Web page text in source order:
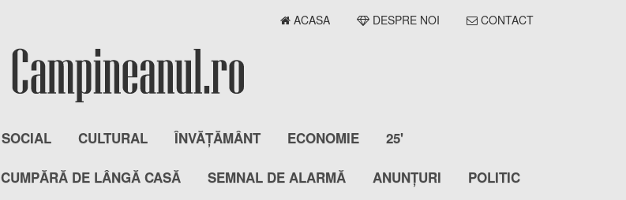
ACASA DESPRE NOI CONTACT
SOCIAL CULTURAL ÎNVĂȚĂMÂNT ECONOMIE 25'
CUMPĂRĂ DE LÂNGĂ CASĂ SEMNAL DE ALARMĂ ANUNȚURI POLITIC